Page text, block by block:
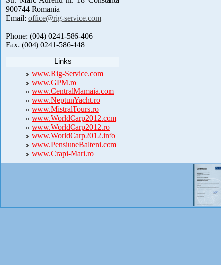
900744 Romania
Email: office@rig-service.com
Phone: (004) 0241-586-406
Fax: (004) 0241-586-448
Links
www.Rig-Service.com
www.GPM.ro
www.CentralMamaia.com
www.NeptunYacht.ro
www.MistralTours.ro
www.WorldCarp2012.com
www.WorldCarp2012.ro
www.WorldCarp2012.info
www.PensiuneBalteni.com
www.Crapi-Mari.ro